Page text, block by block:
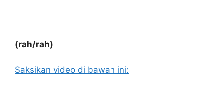
(rah/rah)
Saksikan video di bawah ini: